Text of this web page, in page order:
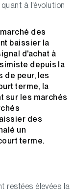
à l'évolution
des
baissier la
d'achat à
depuis la
de peur, les
terme, la
sur les marchés
des
un
terme.
restées élevées la